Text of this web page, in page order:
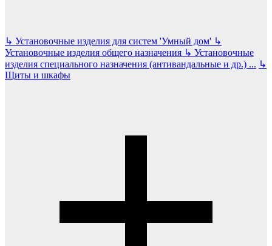
↳ Установочные изделия для систем 'Умный дом' ↳
Установочные изделия общего назначения ↳ Установочные
изделия специального назначения (антивандальные и др.) ... ↳
Щиты и шкафы